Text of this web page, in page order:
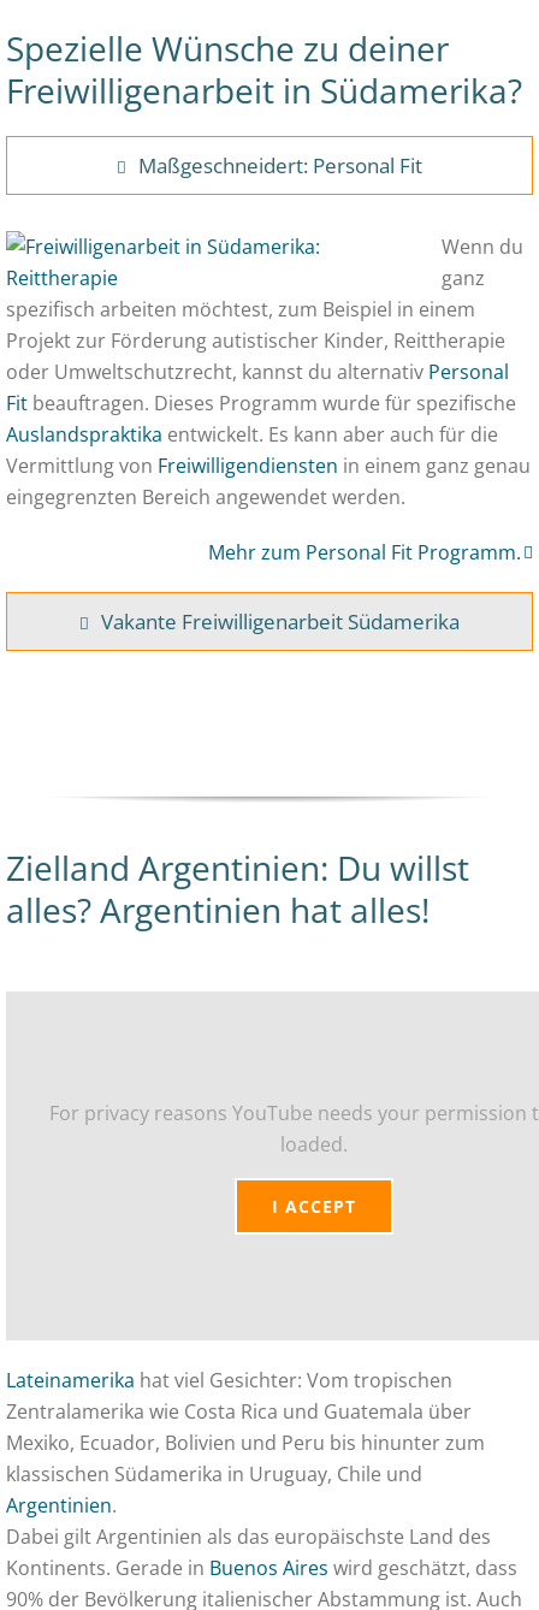
Spezielle Wünsche zu deiner
Freiwilligenarbeit in Südamerika?
Maßgeschneidert: Personal Fit
Wenn du
ganz
spezifisch arbeiten möchtest, zum Beispiel in einem
Projekt zur Förderung autistischer Kinder, Reittherapie
oder Umweltschutzrecht, kannst du alternativ Personal
Fit beauftragen. Dieses Programm wurde für spezifische
Auslandspraktika entwickelt. Es kann aber auch für die
Vermittlung von Freiwilligendiensten in einem ganz genau
eingegrenzten Bereich angewendet werden.
Mehr zum Personal Fit Programm.
Vakante Freiwilligenarbeit Südamerika
Zielland Argentinien: Du willst
alles? Argentinien hat alles!
For privacy reasons YouTube needs your permission
loaded.
I ACCEPT
Lateinamerika hat viel Gesichter: Vom tropischen
Zentralamerika wie Costa Rica und Guatemala über
Mexiko, Ecuador, Bolivien und Peru bis hinunter zum
klassischen Südamerika in Uruguay, Chile und
Argentinien.
Dabei gilt Argentinien als das europäischste Land des
Kontinents. Gerade in Buenos Aires wird geschätzt, dass
90% der Bevölkerung italienischer Abstammung ist. Auch